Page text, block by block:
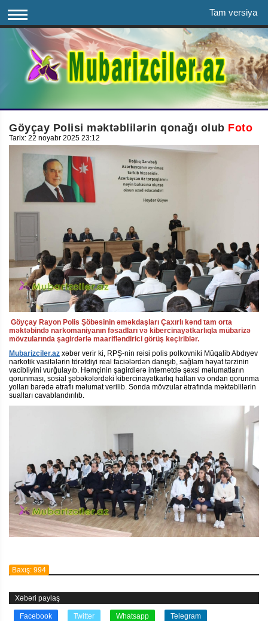
Tam versiya
Göyçay Polisi məktəblilərin qonağı olub Foto
Tarix: 22 noyabr 2025 23:12
Göyçay Rayon Polis Şöbəsinin əməkdaşları Çaxırlı kənd tam orta
məktəbində narkomaniyanın fəsadları və kibercinayətkarlıqla mübarizə
mövzularında şagirdərlə maarifləndirici görüş keçiriblər.
Mubarizciler.az xəbər verir ki, RPŞ-nin rəisi polis polkovniki Müqalib Abdıyev
narkotik vasitələrin törətdiyi real faciələrdən danışıb, sağlam həyat tərzinin
vacibliyini vurğulayıb. Həmçinin şagirdlərə internetdə şəxsi məlumatların
qorunması, sosial şəbəkələrdəki kibercinayətkarlıq halları və ondan qorunma
yolları barədə ətraflı məlumat verilib. Sonda mövzular ətrafında məktəblilərin
sualları cavablandırılıb.
Baxış: 994
Xəbəri paylaş
Facebook Twitter Whatsapp Telegram